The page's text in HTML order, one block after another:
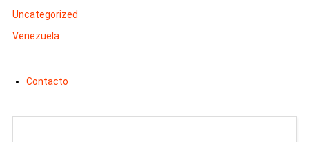
Uncategorized
Venezuela
Contacto